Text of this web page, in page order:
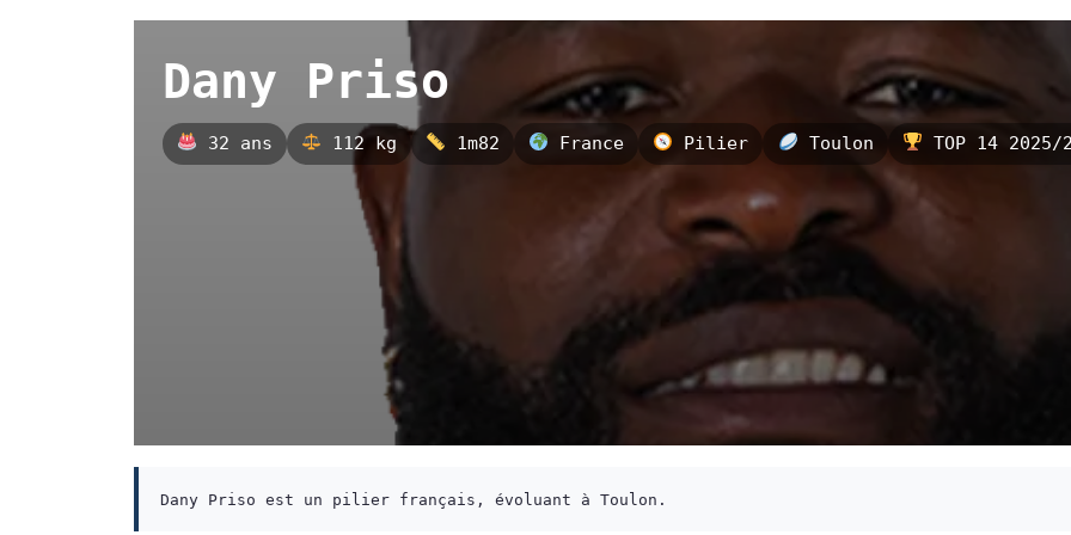
Dany Priso
32 ans 112 kg 1m82 France Pilier Toulon TOP 14 2025/
Dany Priso est un pilier français, évoluant à Toulon.